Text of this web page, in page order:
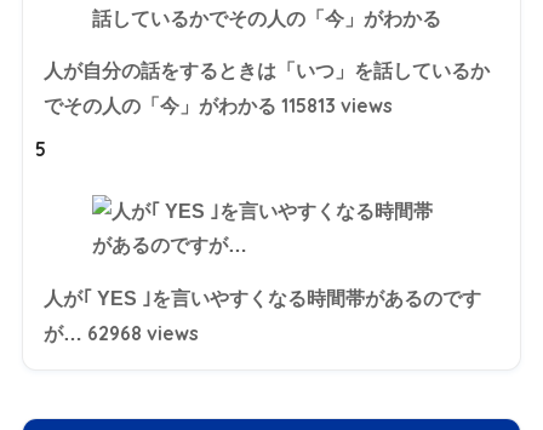
人が自分の話をするときは「いつ」を話しているか
でその人の「今」がわかる 115813 views
5
人が｢ YES ｣を言いやすくなる時間帯があるのです
が… 62968 views